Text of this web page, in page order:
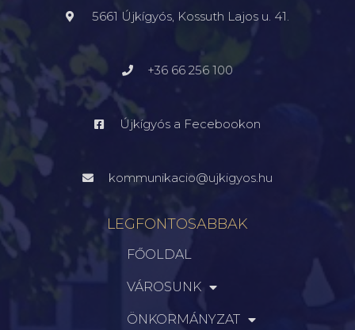
5661 Újkígyós, Kossuth Lajos u. 41.
+36 66 256 100
Újkígyós a Fecebookon
kommunikacio@ujkigyos.hu
LEGFONTOSABBAK
FŐOLDAL
VÁROSUNK
ÖNKORMÁNYZAT